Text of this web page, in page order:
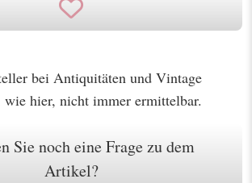
bei Antiquitäten und Vintage
wie hier, nicht immer ermittelbar.
Sie noch eine Frage zu dem
Artikel?